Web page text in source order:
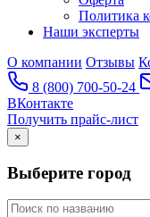
Политика
Наши эксперты
О компании Отзывы
8 (800) 700-50-24
ВКонтакте
Получить прайс-лист
×
Выберите город